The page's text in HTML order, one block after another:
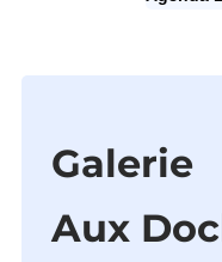
Galerie
Aux